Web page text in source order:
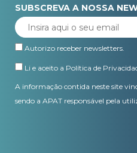
SUBSCREVA A NOSSA
Autorizo receber newsletters.
Li e aceito a Política de
A informação contida neste site
sendo a APAT responsável pela